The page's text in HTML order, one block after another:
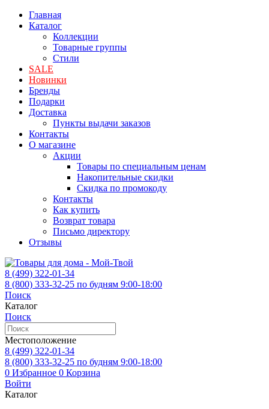
Главная
Каталог
Коллекции
Товарные группы
Стили
SALE
Новинки
Бренды
Подарки
Доставка
Пункты выдачи заказов
Контакты
О магазине
Акции
Товары по специальным ценам
Накопительные скидки
Скидка по промокоду
Контакты
Как купить
Возврат товара
Письмо директору
Отзывы
8 (499) 322-01-34
8 (800) 333-32-25 по будням 9:00-18:00
Поиск
Каталог
Поиск
Местоположение
8 (499) 322-01-34
8 (800) 333-32-25 по будням 9:00-18:00
0 Избранное 0 Корзина
Войти
Каталог